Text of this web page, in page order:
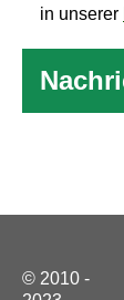
in unserer
© 2010 -